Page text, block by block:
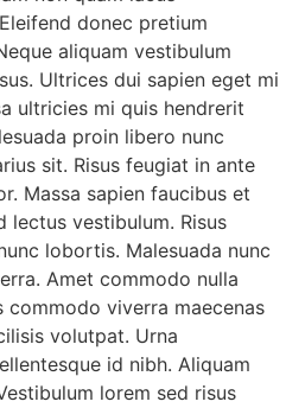
donec pretium
aliquam vestibulum
Ultrices dui sapien eget mi
ultricies mi quis hendrerit
proin libero nunc
sit. Risus feugiat in ante
Massa sapien faucibus et
lectus vestibulum. Risus
lobortis. Malesuada nunc
Amet commodo nulla
commodo viverra maecenas
volutpat. Urna
id nibh. Aliquam
lorem sed risus